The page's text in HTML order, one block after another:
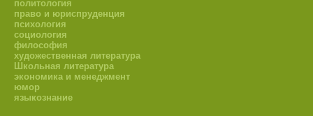
политология
право и юриспруденция
психология
социология
философия
художественная литература
Школьная литература
экономика и менеджмент
юмор
языкознание